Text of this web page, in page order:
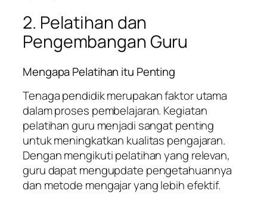
2. Pelatihan dan
Pengembangan Guru
Mengapa Pelatihan itu Penting
Tenaga pendidik merupakan faktor utama
dalam proses pembelajaran. Kegiatan
pelatihan guru menjadi sangat penting
untuk meningkatkan kualitas pengajaran.
Dengan mengikuti pelatihan yang relevan,
guru dapat mengupdate pengetahuannya
dan metode mengajar yang lebih efektif.